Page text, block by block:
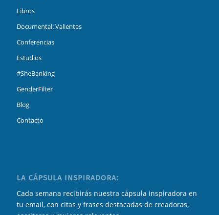
Libros
Documental: Valientes
Conferencias
Estudios
#SheBanking
GenderFilter
Blog
Contacto
LA CÁPSULA INSPIRADORA:
Cada semana recibirás nuestra cápsula inspiradora en
tu email, con citas y frases destacadas de creadoras,